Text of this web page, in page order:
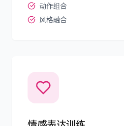
动作组合
风格融合